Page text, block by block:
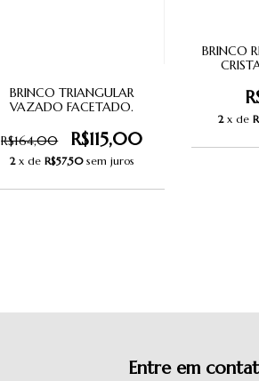
BRINCO TRIANGULAR
VAZADO FACETADO.
R$164,00 R$115,00
2 x de R$57,50 sem juros
BRINCO
2 x de
Entre em